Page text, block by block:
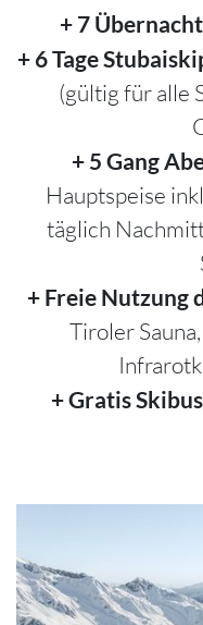
+ 7
+ 6 Tage
(gültig für alle
+ 5 Gang
Hauptspeise
täglich
+ Freie Nutzung
Tiroler
+ Gratis Skibus